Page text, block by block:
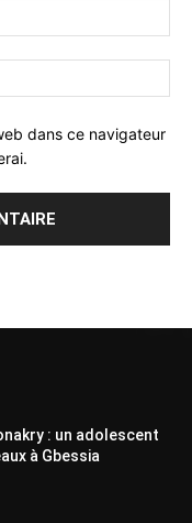
dans ce navigateur
: un adolescent
à Gbessia